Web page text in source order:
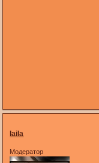
laila
Модератор